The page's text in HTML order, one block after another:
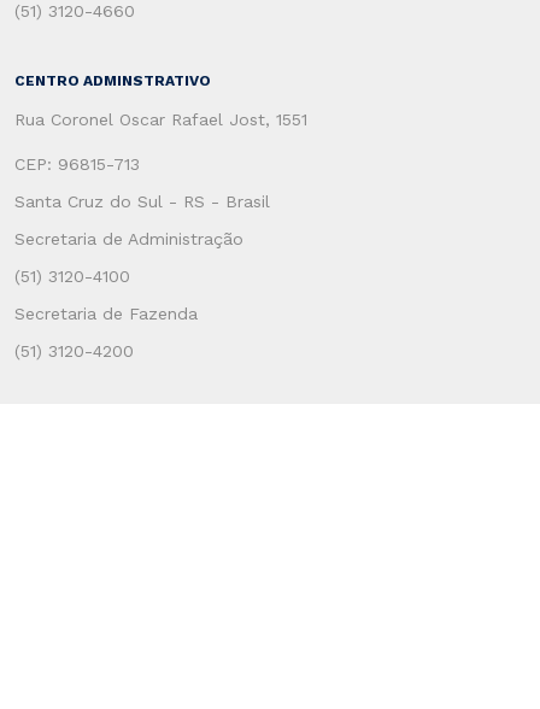
(51) 3120-4660
CENTRO ADMINSTRATIVO
Rua Coronel Oscar Rafael Jost, 1551
CEP: 96815-713
Santa Cruz do Sul - RS - Brasil
Secretaria de Administração
(51) 3120-4100
Secretaria de Fazenda
(51) 3120-4200